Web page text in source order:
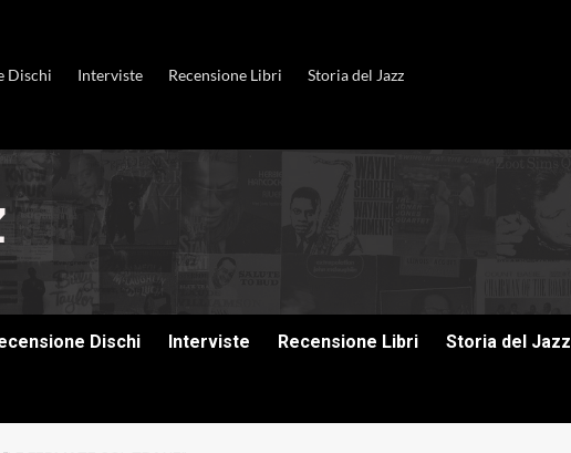
Dischi Interviste Recensione Libri Storia del Jazz
Dischi Interviste Recensione Libri Storia del Jazz